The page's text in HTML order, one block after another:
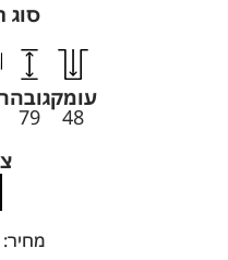
סוג
עומק
48
גובה
79